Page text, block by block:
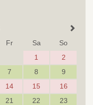
Fr Sa
So
1
2
7 8
9
14 15
16
21 22
23